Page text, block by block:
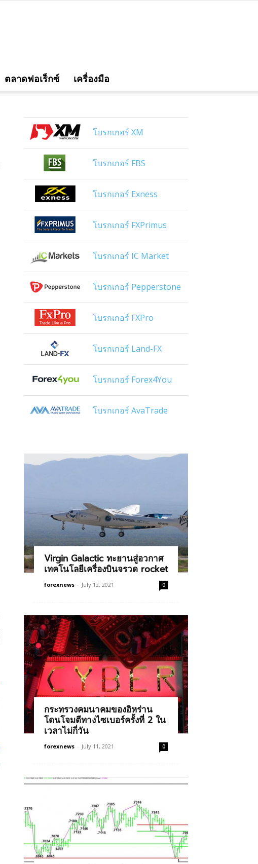
ตลาดฟอเร็กซ์ เครื่องมือ
โบรกเกอร์ XM
โบรกเกอร์ FBS
โบรกเกอร์ Exness
โบรกเกอร์ FXPrimus
โบรกเกอร์ IC Market
โบรกเกอร์ Pepperstone
โบรกเกอร์ FXPro
โบรกเกอร์ Land-FX
โบรกเกอร์ Forex4You
โบรกเกอร์ AvaTrade
Virgin Galactic ทะยานสู่อวกาศ
เทคโนโลยีเครื่องบินจรวด rocket
forexnews - July 12, 2021 0
กระทรวงคมนาคมของอิหร่าน
โดนโจมตีทางไซเบอร์ครั้งที่ 2 ใน
เวลาไม่กี่วัน
forexnews - July 11, 2021 0